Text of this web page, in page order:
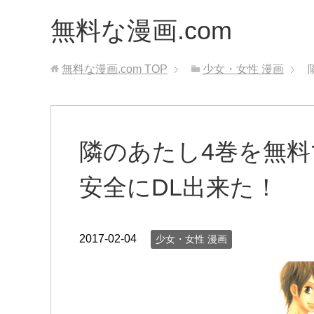
無料な漫画.com
無料な漫画.com TOP 少女・女性 漫画
隣のあたし4巻を無
安全にDL出来た！
2017-02-04 少女・女性 漫画